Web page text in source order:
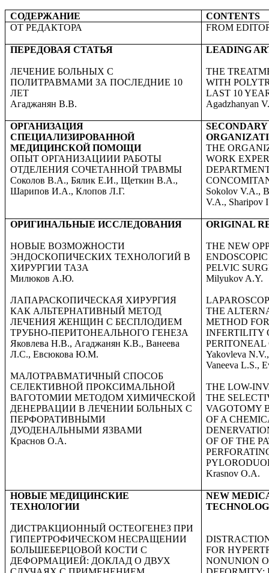
СОДЕРЖАНИЕ CONTENTS
ОТ РЕДАКТОРА
FROM
ПЕРЕДОВАЯ СТАТЬЯ
ЛЕЧЕНИЕ БОЛЬНЫХ С
ПОЛИТРАВМАМИ ЗА ПОСЛЕДНИЕ 10
ЛЕТ
Агаджанян В.В.
LEADING
THE
WITH
LAST 10
Agadzhanyan
ОРГАНИЗАЦИЯ
СПЕЦИАЛИЗИРОВАННОЙ
МЕДИЦИНСКОЙ ПОМОЩИ
ОПЫТ ОРГАНИЗАЦИИИ РАБОТЫ
ОТДЕЛЕНИЯ СОЧЕТАННОЙ ТРАВМЫ
Соколов В.А., Бялик Е.И., Щеткин В.А.,
Шарипов И.А., Клопов Л.Г.
THE
WORK
Sokolov V.A.,
V.A., Sharipov
ОРИГИНАЛЬНЫЕ ИССЛЕДОВАНИЯ
НОВЫЕ ВОЗМОЖНОСТИ
ЭНДОСКОПИЧЕСКИХ ТЕХНОЛОГИЙ В
ХИРУРГИИ ТАЗА
Милюков А.Ю.
ЛАПАРАСКОПИЧЕСКАЯ ХИРУРГИЯ
КАК АЛЬТЕРНАТИВНЫЙ МЕТОД
ЛЕЧЕНИЯ ЖЕНЩИН С БЕСПЛОДИЕМ
ТРУБНО-ПЕРИТОНЕАЛЬНОГО ГЕНЕЗА
Яковлева Н.В., Агаджанян К.В., Ванеева
Л.С., Евсюкова Ю.М.
МАЛОТРАВМАТИЧНЫЙ СПОСОБ
СЕЛЕКТИВНОЙ ПРОКСИМАЛЬНОЙ
ВАГОТОМИИ МЕТОДОМ ХИМИЧЕСКОЙ
ДЕНЕРВАЦИИ В ЛЕЧЕНИИ БОЛЬНЫХ С
ПЕРФОРАТИВНЫМИ
ДУОДЕНАЛЬНЫМИ ЯЗВАМИ
Краснов О.А.
ORIGINAL
THE NEW
PELVIC
Milyukov A.Y.
THE
METHOD
INFERTILITY
PERITONEAL
Yakovleva
Vaneeva L.S.,
THELOW-
THE
VAGOTOMY
OF A
OF OF THE
Krasnov O.A.
НОВЫЕ МЕДИЦИНСКИЕ
ТЕХНОЛОГИИ
ДИСТРАКЦИОННЫЙ ОСТЕОГЕНЕЗ ПРИ
ГИПЕРТРОФИЧЕСКОМ НЕСРАЩЕНИИ
БОЛЬШЕБЕРЦОВОЙ КОСТИ С
ДЕФОРМАЦИЕЙ: ДОКЛАД О ДВУХ
NEW
FOR
NONUNION